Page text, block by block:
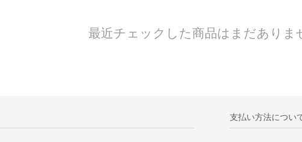
最近チェックした商品はまだありま
支払い方法につい